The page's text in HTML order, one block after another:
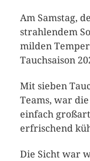
Am Samstag,
strahlendem
milden
Tauchsaison
Mit sieben
Teams, war
einfach
erfrischend
Die Sicht war